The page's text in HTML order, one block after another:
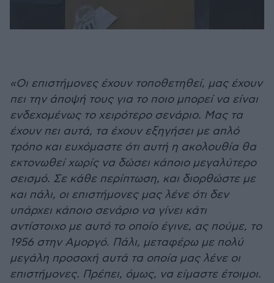
«Οι επιστήμονες έχουν τοποθετηθεί, μας έχουν
πει την άποψή τους για το ποιο μπορεί να είναι
ενδεχομένως το χειρότερο σενάριο. Μας τα
έχουν πει αυτά, τα έχουν εξηγήσει με απλό
τρόπο και ευχόμαστε ότι αυτή η ακολουθία θα
εκτονωθεί χωρίς να δώσει κάποιο μεγαλύτερο
σεισμό. Σε κάθε περίπτωση, και διορθώστε με
και πάλι, οι επιστήμονες μας λένε ότι δεν
υπάρχει κάποιο σενάριο να γίνει κάτι
αντίστοιχο με αυτό το οποίο έγινε, ας πούμε, το
1956 στην Αμοργό. Πάλι, μεταφέρω με πολύ
μεγάλη προσοχή αυτά τα οποία μας λένε οι
επιστήμονες. Πρέπει, όμως, να είμαστε έτοιμοι.